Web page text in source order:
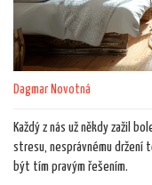
Dagmar Novotná
Každý z nás už někdy zažil
stresu, nesprávnému držení
být tím pravým řešením.